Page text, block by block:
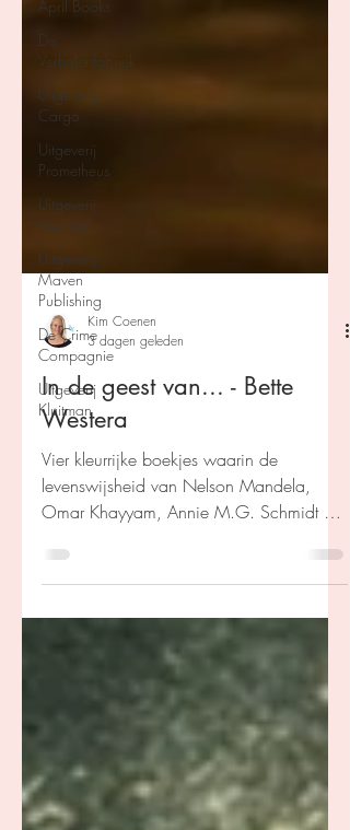
April Books
De
Verhalenfabriek
Uitgeverij
Cargo
Uitgeverij
Prometheus
Uitgeverij
Marmer
Uitgeverij
Maven
Publishing
De Crime
Compagnie
Uitgeverij
Kluitman
3 dagen geleden
In de geest van... - Bette
Westera
Vier kleurrijke boekjes waarin de
Omar Khayyam, Annie M.G. Schmidt en
Maria Montessori centraal staat. Korte
verhalen, gedichten en prachtige
illustraties nodigen uit tot bezinning,
inspiratie en verwondering.